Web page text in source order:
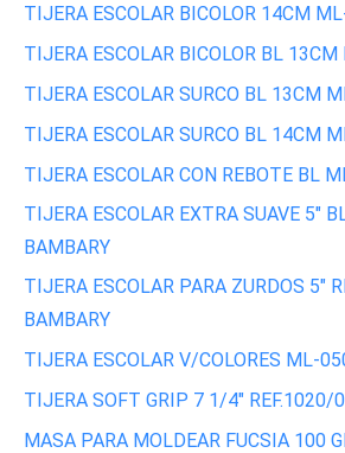
TIJERA ESCOLAR BICOLOR 14CM
TIJERA ESCOLAR BICOLOR BL
TIJERA ESCOLAR SURCO BL 13CM
TIJERA ESCOLAR SURCO BL 14CM
TIJERA ESCOLAR CON REBOTE BL
TIJERA ESCOLAR EXTRA SUAVE 5"
BAMBARY
TIJERA ESCOLAR PARA ZURDOS 5"
BAMBARY
TIJERA ESCOLAR V/COLORES ML-
TIJERA SOFT GRIP 7 1/4" REF.1020/
MASA PARA MOLDEAR FUCSIA 100